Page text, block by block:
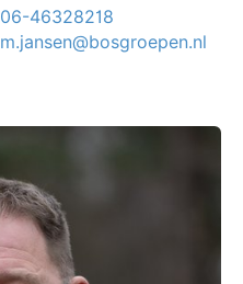
06-46328218
m.jansen@bosgroepen.nl